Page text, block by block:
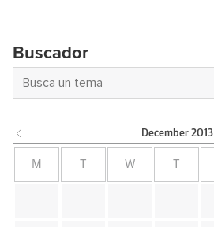
Buscador
December 2013
M W